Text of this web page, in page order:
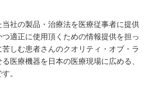
社の製品・治療法を医療従事者に提供
適正に使用頂くための情報提供を担っ
しむ患者さんのクオリティ・オブ・ラ
医療機器を日本の医療現場に広める、
。